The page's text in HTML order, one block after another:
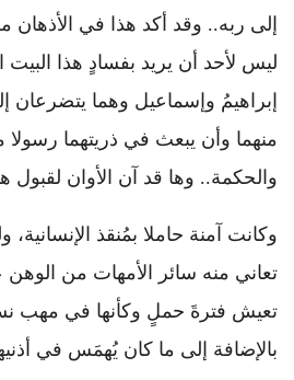
إلى ربه.. وقد أكد هذا في الأذهان
ليس لأحد أن يريد بفسادٍ هذا
إبراهيمُ وإسماعيل وهما يتضرعان
منهما وأن يبعث في ذريتهما رسولا
والحكمة.. وها قد آن الأوان لقبول
وكانت آمنة حاملا بمُنقذ
تعاني منه سائر الأمهات من
تعيش فترةَ حملٍ وكأنها في مهب
بالإضافة إلى ما كان يُهمَس في